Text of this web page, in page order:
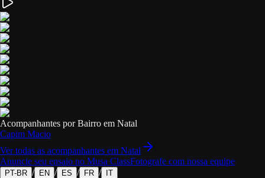
Acompanhantes por Bairro em Natal
Capim Macio
Ver todas as acompanhantes em Natal
Anuncie seu ensaio no Musa ClassFotografe com nossa equipe
PT-BR / EN / ES / FR / IT